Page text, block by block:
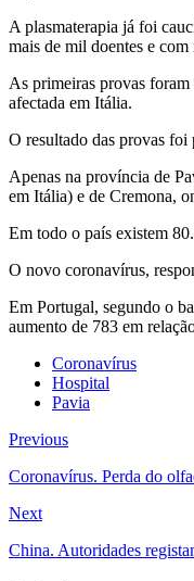
A plasmaterapia já foi
mais de mil doentes e
As primeiras provas
afectada em Itália.
O resultado das provas foi
Apenas na província de
em Itália) e de Cremona,
Em todo o país existem
O novo coronavírus,
Em Portugal, segundo o
aumento de 783 em
Coronavírus
Hospital
Pavia
Previous
Coronavírus. Perda do
Next
China. Autoridades